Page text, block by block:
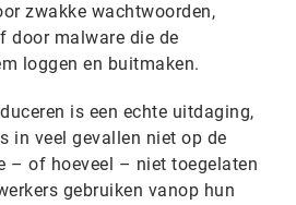
zwakke wachtwoorden,
door malware die de
loggen en buitmaken.
is een echte uitdaging,
in veel gevallen niet op de
– of hoeveel – niet toegelaten
gebruiken vanop hun